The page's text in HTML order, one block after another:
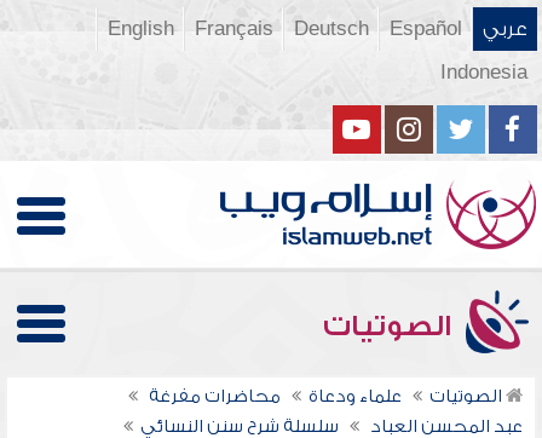
عربي Español
Deutsch
Français
English
Indonesia
الصوتيات
الصوتيات علماء ودعاة
محاضرات مفرغة
عبد المحسن العباد
سلسلة شرح سنن النسائي